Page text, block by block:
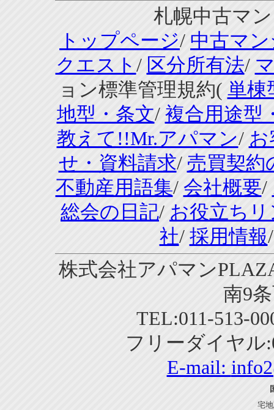
札幌中古マ
トップページ/ 中古マ
クエスト / 区分所有法/
ョン標準管理規約( 単棟
地型・条文/ 複合用途型
教えて!!Mr.アパマン/ お
せ・資料請求/ 売買契約
不動産用語集/ 会社概要/
総会の日記/ お役立ち
社/ 採用情報
株式会社アパマン
南9
TEL:011-513-
フリーダイヤル
E-mail:
宅